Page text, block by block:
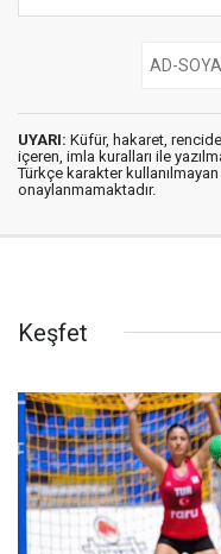
UYARI: Küfür, hakaret,
içeren, imla kuralları ile
Türkçe karakter
onaylanmamaktadır.
Keşfet